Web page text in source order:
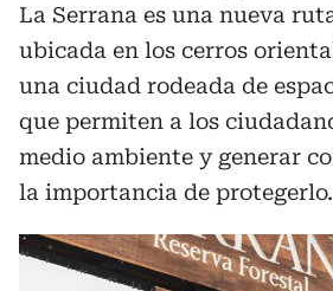
La Serrana es una nueva
ubicada en los cerros
una ciudad rodeada de
que permiten a los
medio ambiente y generar
la importancia de protegerlo.